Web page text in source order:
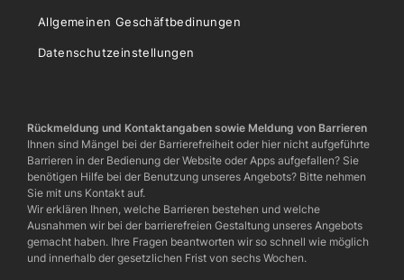
Allgemeinen Geschäftbedinungen
Datenschutzeinstellungen
Rückmeldung und Kontaktangaben sowie Meldung von Barrieren
Ihnen sind Mängel bei der Barrierefreiheit oder hier nicht aufgeführte
Barrieren in der Bedienung der Website oder Apps aufgefallen? Sie
benötigen Hilfe bei der Benutzung unseres Angebots? Bitte nehmen
Sie mit uns Kontakt auf.
Wir erklären Ihnen, welche Barrieren bestehen und welche
Ausnahmen wir bei der barrierefreien Gestaltung unseres Angebots
gemacht haben. Ihre Fragen beantworten wir so schnell wie möglich
und innerhalb der gesetzlichen Frist von sechs Wochen.